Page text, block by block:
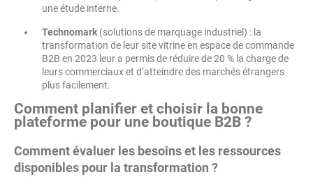
une étude interne.
Technomark(solutions de marquage industriel) : la
transformation de leur site vitrine en espace de commande
B2B en 2023 leur a permis de réduire de 20 % la charge de
leurs commerciaux et d’atteindre des marchés étrangers
plus facilement.
Comment planifier et choisir la bonne
plateforme pour une boutique B2B ?
Comment évaluer les besoins et les ressources
disponibles pour la transformation ?